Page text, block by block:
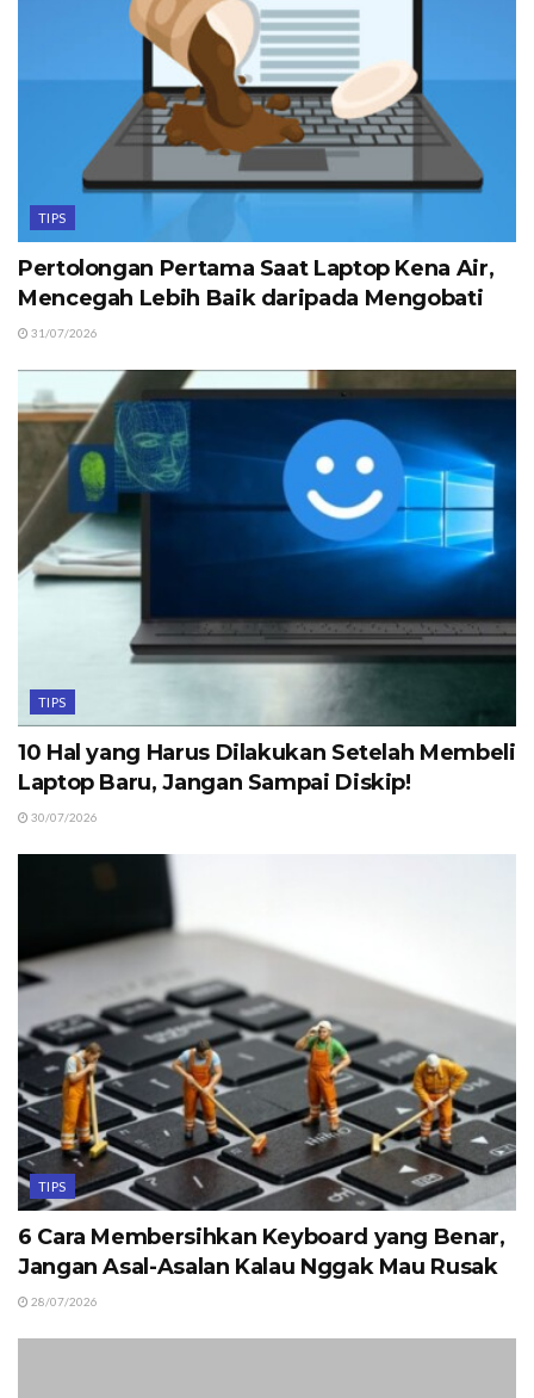
TIPS
Pertolongan Pertama Saat Laptop Kena Air,
Mencegah Lebih Baik daripada Mengobati
31/07/2026
TIPS
10 Hal yang Harus Dilakukan Setelah Membeli
Laptop Baru, Jangan Sampai Diskip!
30/07/2026
TIPS
6 Cara Membersihkan Keyboard yang Benar,
Jangan Asal-Asalan Kalau Nggak Mau Rusak
28/07/2026